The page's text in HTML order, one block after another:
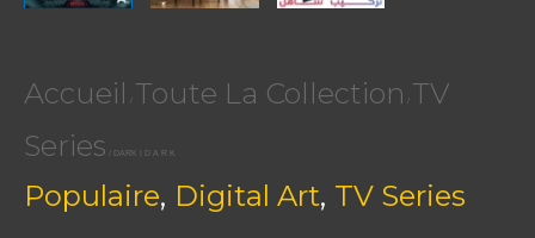
Accueil / Toute La Collection / TV
Series / DARK | D A R K
Populaire, Digital Art, TV Series